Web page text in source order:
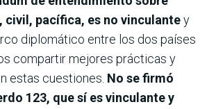
civil, pacífica, es no vinculantey
diplomático entre los dos países
compartir mejores prácticas y
estas cuestiones. No se firmó
123, que sí es vinculante y